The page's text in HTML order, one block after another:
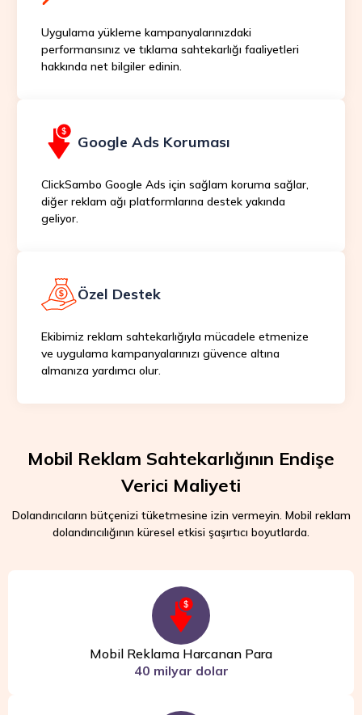
Uygulama yükleme kampanyalarınızdaki
performansınız ve tıklama sahtekarlığı faaliyetleri
hakkında net bilgiler edinin.
Google Ads Koruması
ClickSambo Google Ads için sağlam koruma sağlar,
diğer reklam ağı platformlarına destek yakında
geliyor.
Özel Destek
Ekibimiz reklam sahtekarlığıyla mücadele etmenize
ve uygulama kampanyalarınızı güvence altına
almanıza yardımcı olur.
Mobil Reklam Sahtekarlığının Endişe
Verici Maliyeti
Dolandırıcıların bütçenizi tüketmesine izin vermeyin. Mobil reklam
dolandırıcılığının küresel etkisi şaşırtıcı boyutlarda.
Mobil Reklama Harcanan Para
40 milyar dolar